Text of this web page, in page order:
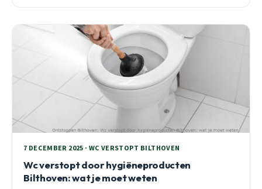
7 DECEMBER 2025 · WC VERSTOPT BILTHOVEN
Wc verstopt door hygiëneproducten
Bilthoven: wat je moet weten